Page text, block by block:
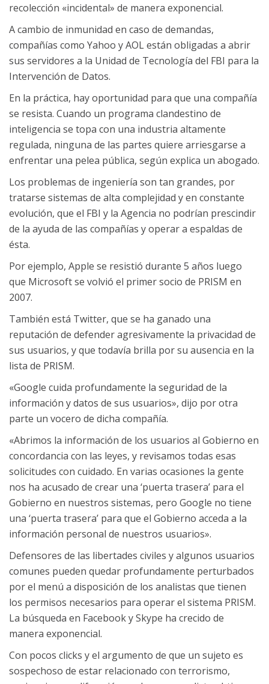
recolección «incidental» de manera exponencial.
A cambio de inmunidad en caso de demandas,
compañías como Yahoo y AOL están obligadas a abrir
sus servidores a la Unidad de Tecnología del FBI para la
Intervención de Datos.
En la práctica, hay oportunidad para que una compañía
se resista. Cuando un programa clandestino de
inteligencia se topa con una industria altamente
regulada, ninguna de las partes quiere arriesgarse a
enfrentar una pelea pública, según explica un abogado.
Los problemas de ingeniería son tan grandes, por
tratarse sistemas de alta complejidad y en constante
evolución, que el FBI y la Agencia no podrían prescindir
de la ayuda de las compañías y operar a espaldas de
ésta.
Por ejemplo, Apple se resistió durante 5 años luego
que Microsoft se volvió el primer socio de PRISM en
2007.
También está Twitter, que se ha ganado una
reputación de defender agresivamente la privacidad de
sus usuarios, y que todavía brilla por su ausencia en la
lista de PRISM.
«Google cuida profundamente la seguridad de la
información y datos de sus usuarios», dijo por otra
parte un vocero de dicha compañía.
«Abrimos la información de los usuarios al Gobierno en
concordancia con las leyes, y revisamos todas esas
solicitudes con cuidado. En varias ocasiones la gente
nos ha acusado de crear una ‘puerta trasera’ para el
Gobierno en nuestros sistemas, pero Google no tiene
una ‘puerta trasera’ para que el Gobierno acceda a la
información personal de nuestros usuarios».
Defensores de las libertades civiles y algunos usuarios
comunes pueden quedar profundamente perturbados
por el menú a disposición de los analistas que tienen
los permisos necesarios para operar el sistema PRISM.
La búsqueda en Facebook y Skype ha crecido de
manera exponencial.
Con pocos clicks y el argumento de que un sujeto es
sospechoso de estar relacionado con terrorismo,